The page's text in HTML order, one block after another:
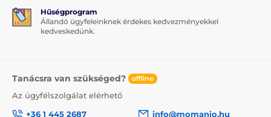
Hűségprogram
Állandó ügyfeleinknek érdekes kedvezményekkel
kedveskedünk.
Tanácsra van szükséged? offline
Az ügyfélszolgálat elérhető
+36 1 445 2687
info@momanio.hu